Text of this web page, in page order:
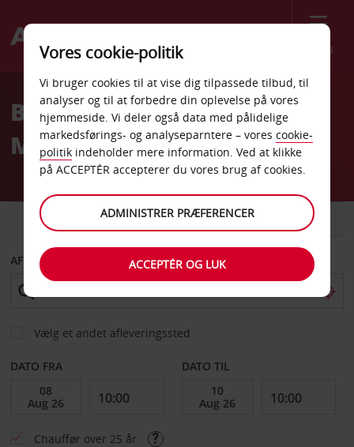
Menu
Welcome
AvisBilleje Atlanta Henderson
Mill Road
VAREVOGN
AFHENT FRA
Vælg et andet afleveringssted
DATO FRA DATO TIL
Chauffør over 25 år
Vores cookie-politik
Vi bruger cookies til at vise dig tilpassede tilbud, til
analyser og til at forbedre din oplevelse på vores
hjemmeside. Vi deler også data med pålidelige
markedsførings- og analyseparntere – vores cookie-
politik indeholder mere information. Ved at klikke
på ACCEPTÉR accepterer du vores brug af cookies.
ADMINISTRER PRÆFERENCER
ACCEPTÉR OG LUK